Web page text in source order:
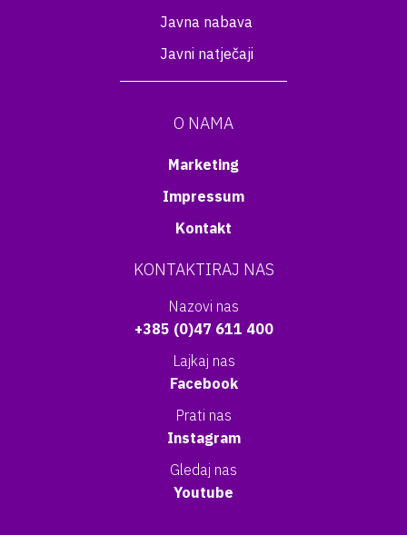
Javna nabava
Javni natječaji
O NAMA
Marketing
Impressum
Kontakt
KONTAKTIRAJ NAS
Nazovi nas
+385 (0)47 611 400
Lajkaj nas
Facebook
Prati nas
Instagram
Gledaj nas
Youtube